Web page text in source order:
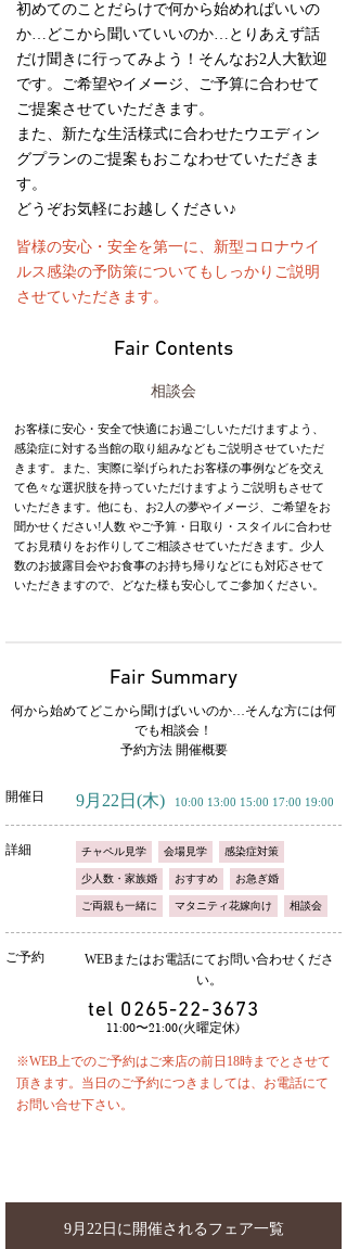
初めてのことだらけで何から始めればいいの
か…どこから聞いていいのか…とりあえず話
だけ聞きに行ってみよう！そんなお2人大歓迎
です。ご希望やイメージ、ご予算に合わせて
ご提案させていただきます。
また、新たな生活様式に合わせたウエディン
グプランのご提案もおこなわせていただきま
す。
どうぞお気軽にお越しください♪
皆様の安心・安全を第一に、新型コロナウイ
ルス感染の予防策についてもしっかりご説明
させていただきます。
Fair Contents
相談会
お客様に安心・安全で快適にお過ごしいただけますよう、
感染症に対する当館の取り組みなどもご説明させていただ
きます。また、実際に挙げられたお客様の事例などを交え
て色々な選択肢を持っていただけますようご説明もさせて
いただきます。他にも、お2人の夢やイメージ、ご希望をお
聞かせください!人数 やご予算・日取り・スタイルに合わせ
てお見積りをお作りしてご相談させていただきます。少人
数のお披露目会やお食事のお持ち帰りなどにも対応させて
いただきますので、どなた様も安心してご参加ください。
Fair Summary
何から始めてどこから聞けばいいのか…そんな方には何
でも相談会！
予約方法 開催概要
開催日 9月22日 (木) 10:00 13:00 15:00 17:00 19:00
詳細 チャペル見学 会場見学 感染症対策
少人数・家族婚 おすすめ お急ぎ婚
ご両親も一緒に マタニティ花嫁向け 相談会
ご予約
WEBまたはお電話にてお問い合わせくださ
い。
tel 0265-22-3673
11:00〜21:00(火曜定休)
※WEB上でのご予約はご来店の前日18時までとさせて
頂きます。当日のご予約につきましては、お電話にて
お問い合せ下さい。
9月22日に開催されるフェア一覧